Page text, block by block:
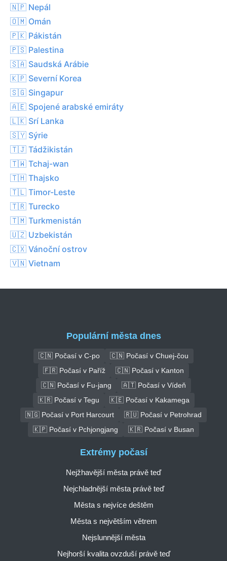
🇳🇵 Nepál
🇴🇲 Omán
🇵🇰 Pákistán
🇵🇸 Palestina
🇸🇦 Saudská Arábie
🇰🇵 Severní Korea
🇸🇬 Singapur
🇦🇪 Spojené arabské emiráty
🇱🇰 Srí Lanka
🇸🇾 Sýrie
🇹🇯 Tádžikistán
🇹🇼 Tchaj-wan
🇹🇭 Thajsko
🇹🇱 Timor-Leste
🇹🇷 Turecko
🇹🇲 Turkmenistán
🇺🇿 Uzbekistán
🇨🇽 Vánoční ostrov
🇻🇳 Vietnam
Populární města dnes
🇨🇳 Počasí v C-po
🇨🇳 Počasí v Chuej-čou
🇫🇷 Počasí v Paříž
🇨🇳 Počasí v Kanton
🇨🇳 Počasí v Fu-jang
🇦🇹 Počasí v Vídeň
🇰🇷 Počasí v Tegu
🇰🇪 Počasí v Kakamega
🇳🇬 Počasí v Port Harcourt
🇷🇺 Počasí v Petrohrad
🇰🇵 Počasí v Pchjongjang
🇰🇷 Počasí v Busan
Extrémy počasí
Nejžhavější města právě teď
Nejchladnější města právě teď
Města s nejvíce deštěm
Města s největším větrem
Nejslunnější města
Nejhorší kvalita ovzduší právě teď